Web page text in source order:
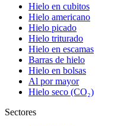
Hielo en cubitos
Hielo americano
Hielo picado
Hielo triturado
Hielo en escamas
Barras de hielo
Hielo en bolsas
Al por mayor
Hielo seco (CO₂)
Sectores